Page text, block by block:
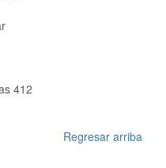
412
Regresar arriba